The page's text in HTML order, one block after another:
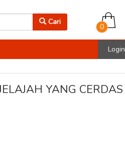
Cari
0
Login
YANG CERDAS